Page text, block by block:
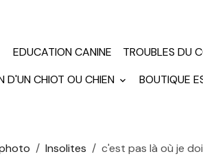
EDUCATION CANINE TROUBLES DU
D'UN CHIOT OU CHIEN
BOUTIQUE
Insolites c'est pas là où je